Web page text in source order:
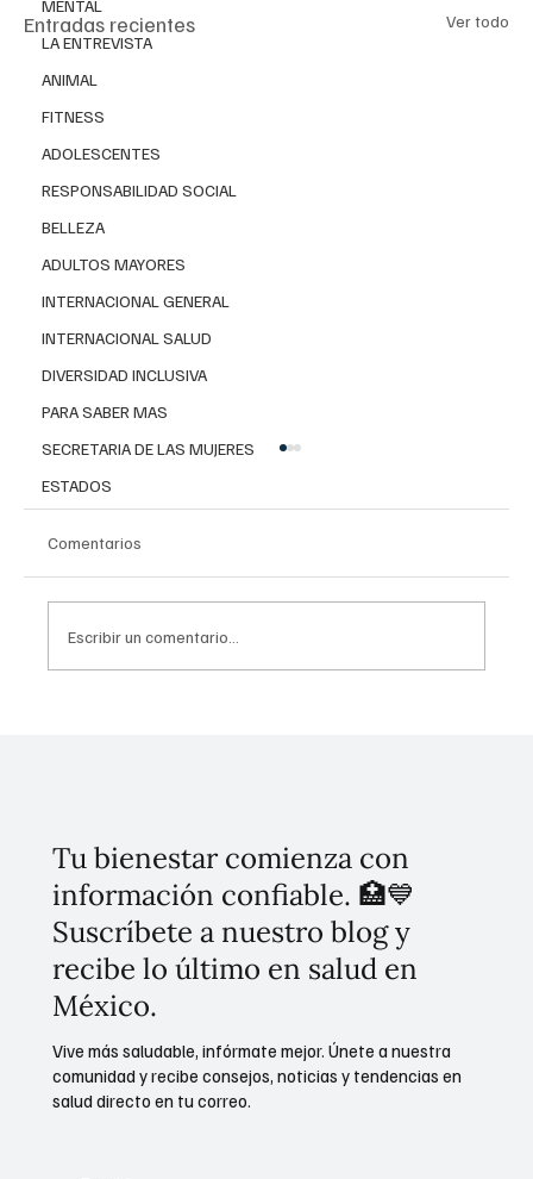
MENTAL
LA ENTREVISTA
ANIMAL
FITNESS
ADOLESCENTES
RESPONSABILIDAD SOCIAL
BELLEZA
ADULTOS MAYORES
INTERNACIONAL GENERAL
INTERNACIONAL SALUD
DIVERSIDAD INCLUSIVA
PARA SABER MAS
SECRETARIA DE LAS MUJERES
ESTADOS
Entradas recientes Ver todo
Comentarios
Escribir un comentario...
Tu bienestar comienza con
información confiable. 🏥💙
Suscríbete a nuestro blog y
recibe lo último en salud en
México.
Vive más saludable, infórmate mejor. Únete a nuestra
comunidad y recibe consejos, noticias y tendencias en
salud directo en tu correo.